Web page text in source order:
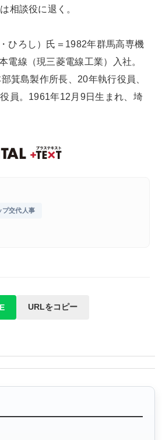
相談役に退く。
ろし）氏＝1982年群馬高専機
電線（現三菱電線工業）入社。
箕島製作所長、20年執行役員、
員。1961年12月9日生まれ、埼
プ交代人事
URLをコピー